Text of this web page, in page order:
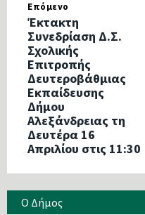
Επόμενο
Έκτακτη
Συνεδρίαση Δ.Σ.
Σχολικής
Επιτροπής
Δευτεροβάθμιας
Εκπαίδευσης
Δήμου
Αλεξάνδρειας τη
Δευτέρα 16
Απριλίου στις 11:30
Ο Δήμος